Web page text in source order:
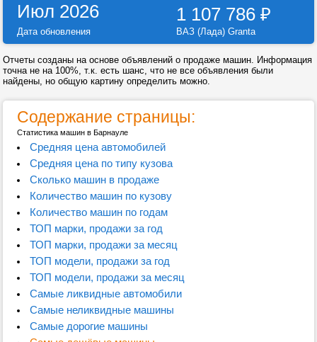
Июл 2026 1 107 786 ₽
Дата обновления ВАЗ (Лада) Granta
Отчеты созданы на основе объявлений о продаже машин. Информация
точна не на 100%, т.к. есть шанс, что не все объявления были
найдены, но общую картину определить можно.
Содержание страницы:
Статистика машин в Барнауле
Средняя цена автомобилей
Средняя цена по типу кузова
Сколько машин в продаже
Количество машин по кузову
Количество машин по годам
ТОП марки, продажи за год
ТОП марки, продажи за месяц
ТОП модели, продажи за год
ТОП модели, продажи за месяц
Самые ликвидные автомобили
Самые неликвидные машины
Самые дорогие машины